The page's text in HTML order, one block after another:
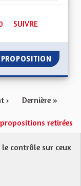
50 ABONNÉS
SUIVRE
FAIRE
› Dernière »
retirées
le contrôle sur ceux